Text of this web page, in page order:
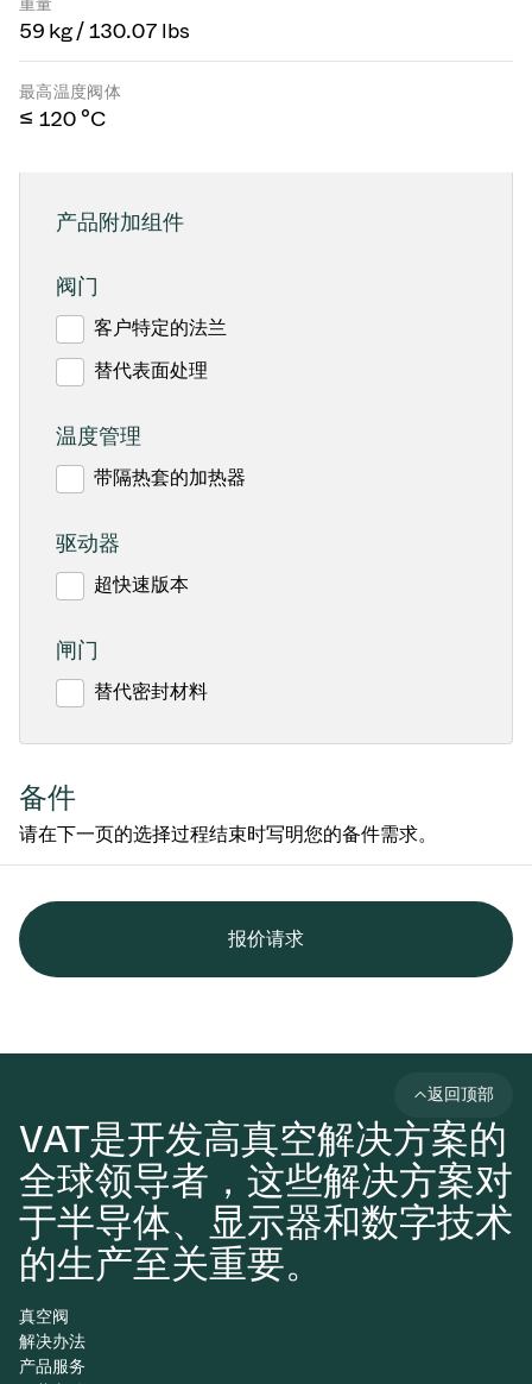
重量
59 kg / 130.07 lbs
最高温度阀体
≤ 120 °C
产品附加组件
阀门
客户特定的法兰
替代表面处理
温度管理
带隔热套的加热器
驱动器
超快速版本
闸门
替代密封材料
备件
请在下一页的选择过程结束时写明您的备件需求。
报价请求
VAT是开发高真空解决方案的
全球领导者，这些解决方案对
于半导体、显示器和数字技术
的生产至关重要。
返回顶部
真空阀
解决办法
产品服务